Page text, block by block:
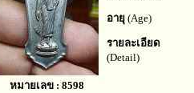
หมายเลข : 8598
อายุ (Age)
รายละเอียด
(Detail)